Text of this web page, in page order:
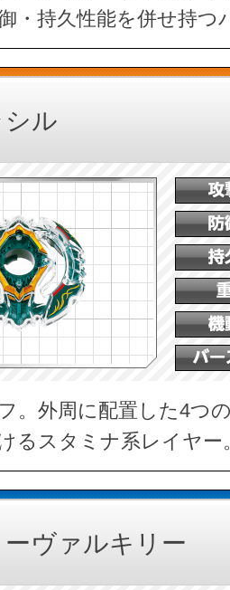
・持久性能を併せ持
ル
。外周に配置した4つ
るスタミナ系レイヤー
ヴァルキリー